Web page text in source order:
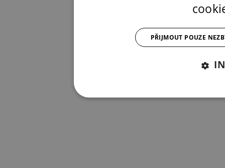
PŘIJMOUT POUZE